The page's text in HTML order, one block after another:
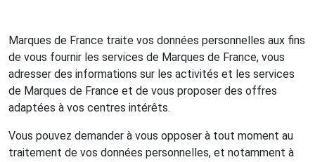
Marques de France traite vos données personnelles aux fins
de vous fournir les services de Marques de France, vous
adresser des informations sur les activités et les services
de Marques de France et de vous proposer des offres
adaptées à vos centres intérêts.
Vous pouvez demander à vous opposer à tout moment au
traitement de vos données personnelles, et notamment à